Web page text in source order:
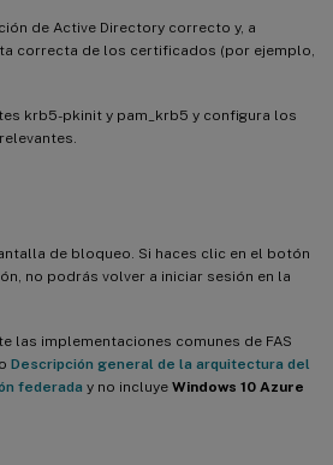
de Active Directory correcto y, a
correcta de los certificados (por ejemplo,
krb5-pkinit y pam_krb5 y configura los
de bloqueo. Si haces clic en el botón
no podrás volver a iniciar sesión en la
las implementaciones comunes de FAS
Descripción general de la arquitectura del
federada y no incluye Windows 10 Azure